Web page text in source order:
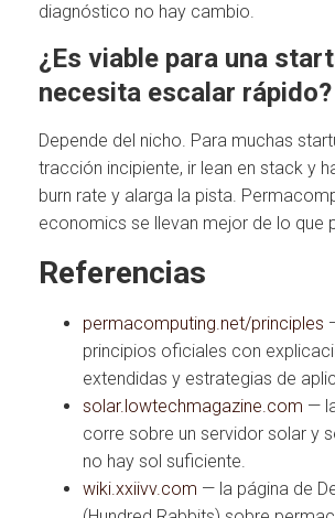
diagnóstico no hay cambio.
¿Es viable para una
necesita escalar rápido?
Depende del nicho. Para muchas
tracción incipiente, ir lean en stack y
burn rate y alarga la pista.
economics se llevan mejor de lo que
Referencias
permacomputing.net/principles
principios oficiales con
extendidas y estrategias de
solar.lowtechmagazine.com —
corre sobre un servidor solar y
no hay sol suficiente.
wiki.xxiivv.com — la página de